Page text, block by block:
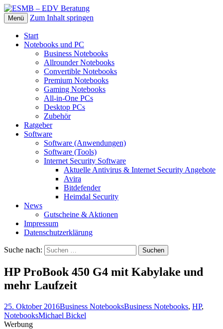
ESMB – EDV Beratung
Menü Zum Inhalt springen
Start
Notebooks und PC
Business Notebooks
Allrounder Notebooks
Convertible Notebooks
Premium Notebooks
Gaming Notebooks
All-in-One PCs
Desktop PCs
Zubehör
Ratgeber
Software
Software (Anwendungen)
Software (Tools)
Internet Security Software
Aktuelle Antivirus & Internet Security Angebote
Avira
Bitdefender
Heimdal Security
News
Gutscheine & Aktionen
Impressum
Datenschutzerklärung
Suche nach:
HP ProBook 450 G4 mit Kabylake und
mehr Laufzeit
25. Oktober 2016Business NotebooksBusiness Notebooks, HP,
NotebooksMichael Bickel
Werbung